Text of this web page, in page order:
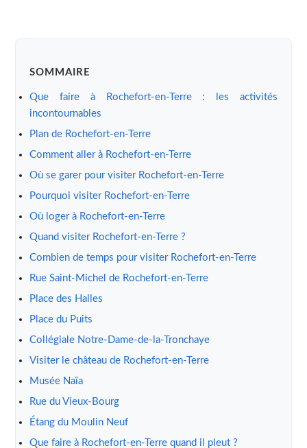
SOMMAIRE
Que faire à Rochefort-en-Terre : les activités
incontournables
Plan de Rochefort-en-Terre
Comment aller à Rochefort-en-Terre
Où se garer pour visiter Rochefort-en-Terre
Pourquoi visiter Rochefort-en-Terre
Où loger à Rochefort-en-Terre
Quand visiter Rochefort-en-Terre ?
Combien de temps pour visiter Rochefort-en-Terre
Rue Saint-Michel de Rochefort-en-Terre
Place des Halles
Place du Puits
Collégiale Notre-Dame-de-la-Tronchaye
Visiter le château de Rochefort-en-Terre
Musée Naïa
Rue du Vieux-Bourg
Étang du Moulin Neuf
Que faire à Rochefort-en-Terre quand il pleut ?